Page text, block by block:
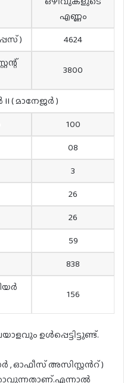
എണ്ണം
)
4624
3800
( മാനേജർ )
100
08
3
26
26
59
838
156
ഉൾപ്പെട്ടിട്ടുണ്ട്.
, ഓഫീസ് അസിസ്റ്റൻറ് )